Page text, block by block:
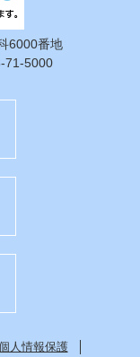
6000番地
71-5000
人情報保護